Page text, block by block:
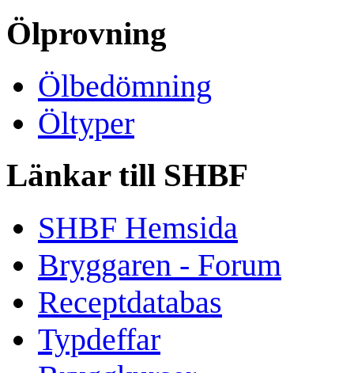
Ölprovning
Ölbedömning
Öltyper
Länkar till SHBF
SHBF Hemsida
Bryggaren - Forum
Receptdatabas
Typdeffar